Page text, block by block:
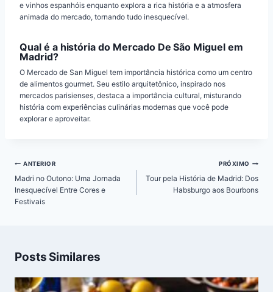
e vinhos espanhóis enquanto explora a rica história e a atmosfera
animada do mercado, tornando tudo inesquecível.
Qual é a história do Mercado De São Miguel em
Madrid?
O Mercado de San Miguel tem importância histórica como um centro
de alimentos gourmet. Seu estilo arquitetônico, inspirado nos
mercados parisienses, destaca a importância cultural, misturando
história com experiências culinárias modernas que você pode
explorar e aproveitar.
Navegação
de
Post
ANTERIOR
Madri no Outono: Uma Jornada
Inesquecível Entre Cores e
Festivais
PRÓXIMO
Tour pela História de Madrid: Dos
Habsburgo aos Bourbons
Posts Similares